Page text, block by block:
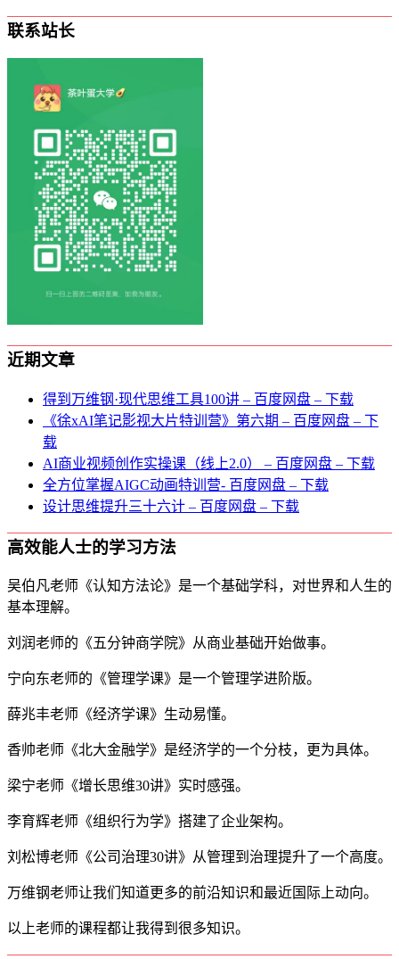
联系站长
近期文章
得到万维钢·现代思维⼯具100讲 – 百度网盘 – 下载
《徐xAI笔记影视大片特训营》第六期 – 百度网盘 – 下
载
AI商业视频创作实操课（线上2.0） – 百度网盘 – 下载
全方位掌握AIGC动画特训营- 百度网盘 – 下载
设计思维提升三十六计 – 百度网盘 – 下载
高效能人士的学习方法
吴伯凡老师《认知方法论》是一个基础学科，对世界和人生的
基本理解。
刘润老师的《五分钟商学院》从商业基础开始做事。
宁向东老师的《管理学课》是一个管理学进阶版。
薛兆丰老师《经济学课》生动易懂。
香帅老师《北大金融学》是经济学的一个分枝，更为具体。
梁宁老师《增长思维30讲》实时感强。
李育辉老师《组织行为学》搭建了企业架构。
刘松博老师《公司治理30讲》从管理到治理提升了一个高度。
万维钢老师让我们知道更多的前沿知识和最近国际上动向。
以上老师的课程都让我得到很多知识。